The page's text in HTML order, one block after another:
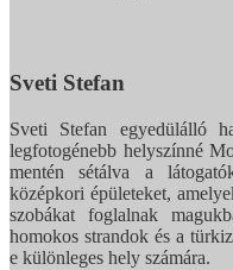
Sveti Stefan
Sveti Stefan egyedülálló
legfotogénebb helyszínné
mentén sétálva a
középkori épületeket,
szobákat foglalnak
homokos strandok és a
e különleges hely számára.